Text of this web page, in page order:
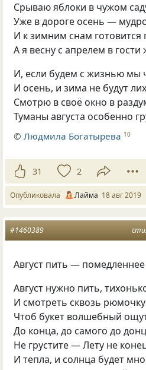
Срываю яблоки в чужом
Уже в дороге осень —
И к зимним снам готовится
А я весну с апрелем в гости
И, если будем с жизнью мы
И осень, и зима не будут
Смотрю в своё окно в
Туманы августа особенно
©Людмила Богатырева 10
31 2
Опубликовала Лайма 18 авг 2019
#1460389
Август пить —
Август нужно пить,
И смотреть сквозь
Чтоб букет волшебный
До конца, до самого до
Не грустите — Лету не
И тепла, и солнца будет